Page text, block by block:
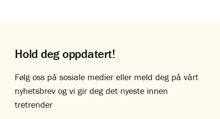
Hold deg oppdatert!
Følg oss på sosiale medier eller meld deg på vårt
nyhetsbrev og vi gir deg det nyeste innen
tretrender